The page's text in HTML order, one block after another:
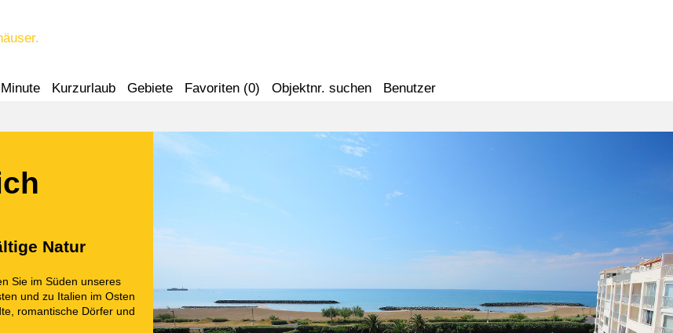
Kurzurlaub Gebiete Favoriten (0) Objektnr. suchen Benutzer
Natur
Sie im Süden unseres
und zu Italien im Osten
romantische Dörfer und